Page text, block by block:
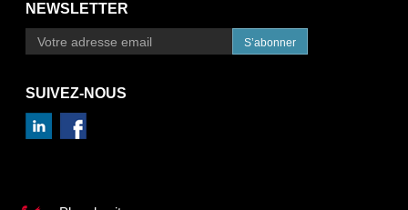
NEWSLETTER
S’abonner
SUIVEZ-NOUS